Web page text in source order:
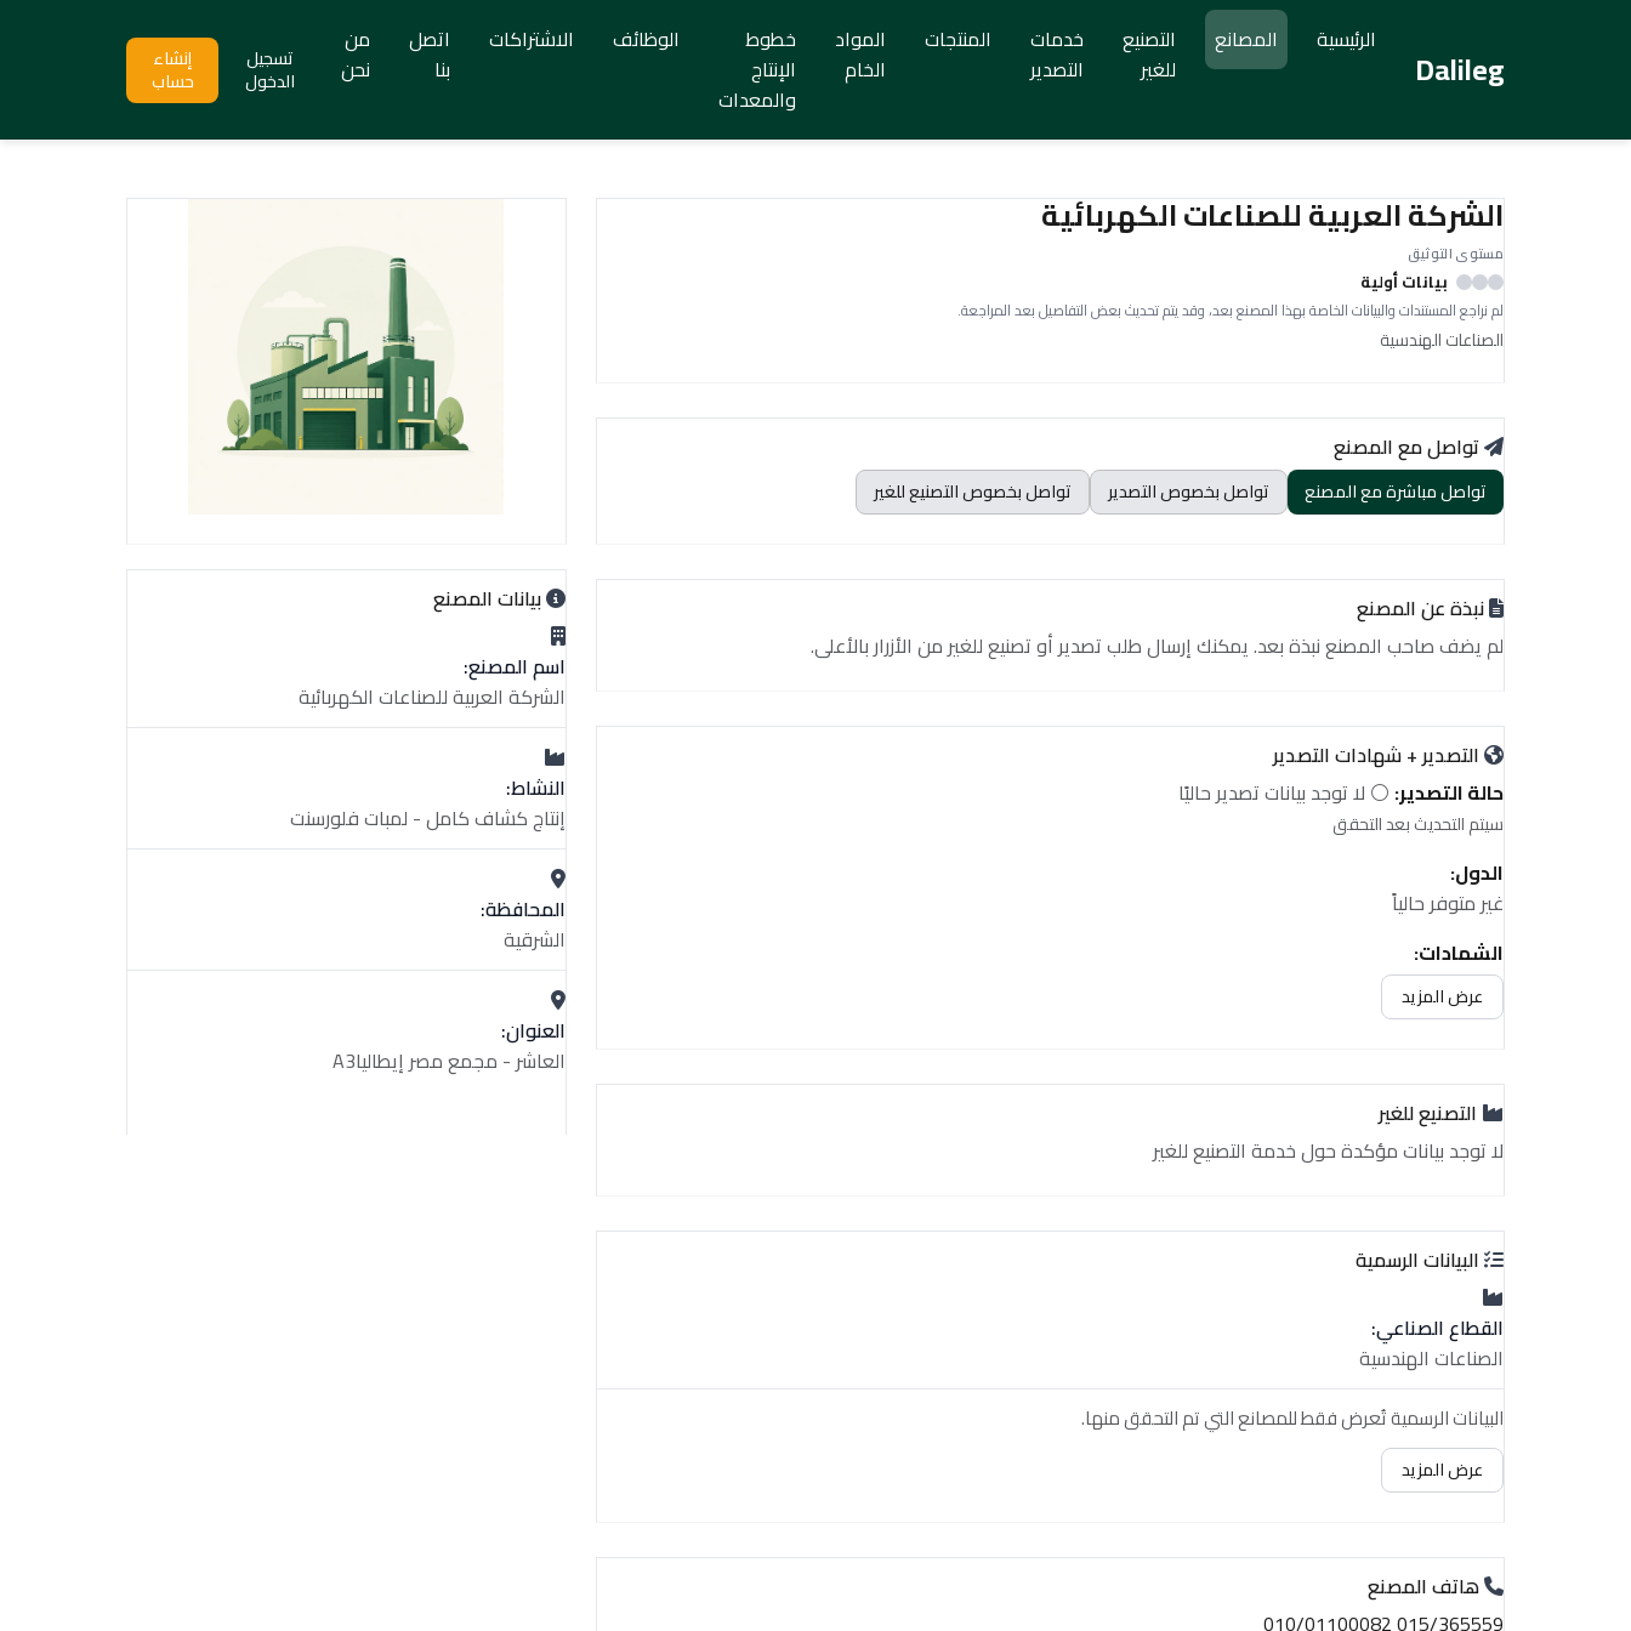
Dalileg
الرئيسية المصانع
التصنيع
للغير
خدمات
التصدير
المنتجات
المواد
الخام
خطوط
الإنتاج
والمعدات
الوظائف الاشتراكات
اتصل
بنا
من
نحن
تسجيل
الدخول
إنشاء
حساب
الشركة العربية للصناعات الكهربائية
مستوى التوثيق
بيانات أولية
لم نراجع المستندات والبيانات الخاصة بهذا المصنع بعد، وقد يتم تحديث بعض التفاصيل بعد المراجعة.
الصناعات الهندسية
تواصل مع المصنع
تواصل مباشرة مع المصنع تواصل بخصوص التصدير تواصل بخصوص التصنيع للغير
نبذة عن المصنع
لم يضف صاحب المصنع نبذة بعد. يمكنك إرسال طلب تصدير أو تصنيع للغير من الأزرار بالأعلى.
التصدير + شهادات التصدير
حالة التصدير: ⚪ لا توجد بيانات تصدير حاليًا
سيتم التحديث بعد التحقق
الدول:
غير متوفر حالياً
الشهادات:
غير متوفر حالياً
عرض المزيد
التصنيع للغير
لا توجد بيانات مؤكدة حول خدمة التصنيع للغير
البيانات الرسمية
القطاع الصناعي:
الصناعات الهندسية
البيانات الرسمية تُعرض فقط للمصانع التي تم التحقق منها.
عرض المزيد
هاتف المصنع
015/365559 010/01100082
بيانات المصنع
اسم المصنع:
الشركة العربية للصناعات الكهربائية
النشاط:
إنتاج كشاف كامل - لمبات فلورسنت
المحافظة:
الشرقية
العنوان:
العاشر - مجمع مصر إيطالياA3